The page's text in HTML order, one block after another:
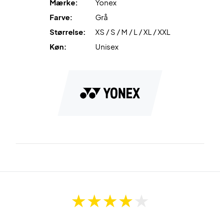
Køb Yonex T-shirt 16861 Silver Grey og oplev optimal
Silver Grey.
Mærke:
Yonex
Farve:
Grå
Størrelse:
XS / S / M / L / XL / XXL
Køn:
Unisex